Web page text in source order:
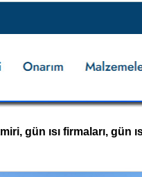
gün ısı firmaları, gün